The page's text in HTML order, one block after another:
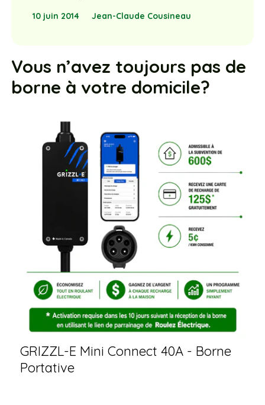
10 juin 2014 Jean-Claude Cousineau
Vous n’avez toujours pas de
borne à votre domicile?
GRIZZL-E Mini Connect 40A - Borne
Portative